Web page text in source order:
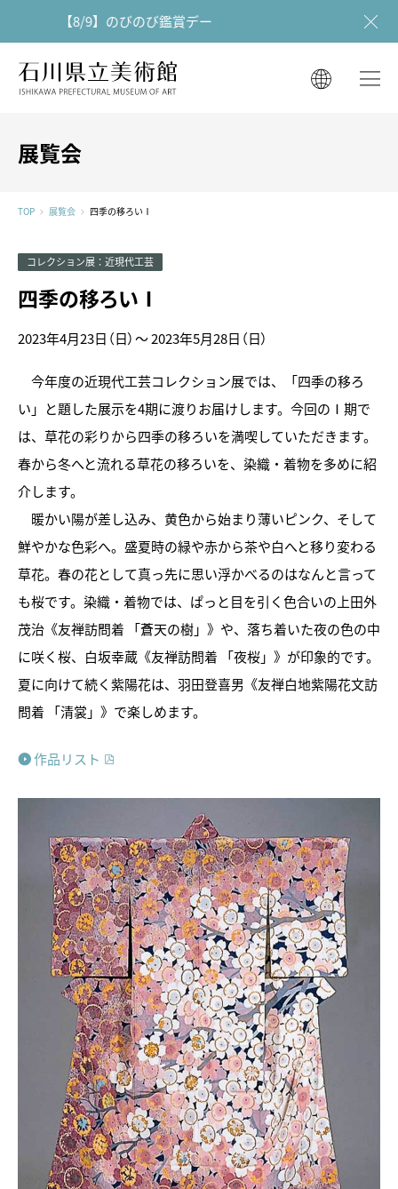
【8/9】のびのび鑑賞デー
展覧会
TOP 展覧会 四季の移ろいⅠ
コレクション展：近現代工芸
四季の移ろいⅠ
2023年4月23日（日）～2023年5月28日（日）
今年度の近現代工芸コレクション展では、「四季の移ろ
い」と題した展示を4期に渡りお届けします。今回のⅠ期で
は、草花の彩りから四季の移ろいを満喫していただきます。
春から冬へと流れる草花の移ろいを、染織・着物を多めに紹
介します。
暖かい陽が差し込み、黄色から始まり薄いピンク、そして
鮮やかな色彩へ。盛夏時の緑や赤から茶や白へと移り変わる
草花。春の花として真っ先に思い浮かべるのはなんと言って
も桜です。染織・着物では、ぱっと目を引く色合いの上田外
茂治《友禅訪問着 「蒼天の樹」》や、落ち着いた夜の色の中
に咲く桜、白坂幸蔵《友禅訪問着 「夜桜」》が印象的です。
夏に向けて続く紫陽花は、羽田登喜男《友禅白地紫陽花文訪
問着 「清裳」》で楽しめます。
作品リスト
トピックス
画像利用について
オンラインポリシー
おうちで楽しむ石川県立美術
石川県文化財保存修復工房